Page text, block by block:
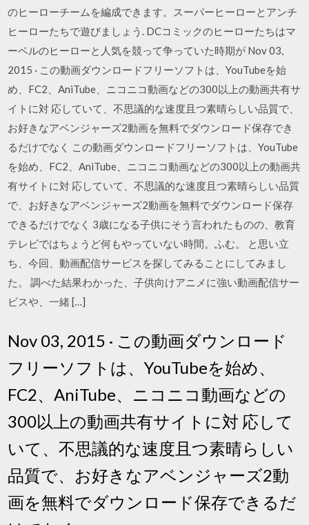
のヒーローチームを編成できます。スーパーヒーローとアンチ
ヒーローたちで遊びましょう. DCコミックのヒーローたちはマ
ーベルのヒーローと人気を競って争っていた時期が Nov 03,
2015 · この動画ダウンロードフリーソフトは、YouTubeを始
め、FC2、AniTube、ニコニコ動画などの300以上の動画共有サ
イトに対 応していて、不思議的な速度且つ素晴らしい品質で、
お好きなアベンジャーズ2動画を無料でダウンロード保存でき
るだけでなく この動画ダウンロードフリーソフトは、YouTube
を始め、FC2、AniTube、ニコニコ動画などの300以上の動画共
有サイトに対 応していて、不思議的な速度且つ素晴らしい品質
で、お好きなアベンジャーズ2動画を無料でダウンロード保存
できるだけでなく 3歳になる子供にそう言われたものの、教育
テレビではちょうど何もやっていない時間。ふむ。 と思い立
ち、今回、動画配信サービスを探してみることにしてみまし
た。 調べた結果わかった、子供向けアニメに強い動画配信サー
ビスや、一緒 […]
Nov 03, 2015 · この動画ダウンロード
フリーソフトは、YouTubeを始め、
FC2、AniTube、ニコニコ動画などの
300以上の動画共有サイトに対 応して
いて、不思議的な速度且つ素晴らしい
品質で、お好きなアベンジャーズ2動
画を無料でダウンロード保存できるだ